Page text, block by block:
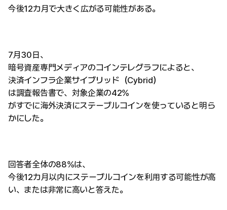
今後12カ月で大きく広がる可能性がある。
7月30日、
暗号資産専門メディアのコインテレグラフによると、
決済インフラ企業サイブリッド（Cybrid）
は調査報告書で、対象企業の42%
がすでに海外決済にステーブルコインを使っていると明ら
かにした。
回答者全体の88%は、
今後12カ月以内にステーブルコインを利用する可能性が高
い、または非常に高いと答えた。